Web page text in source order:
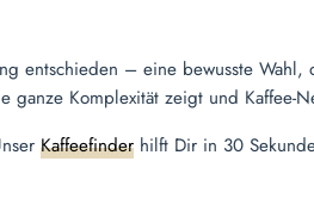
entschieden – eine bewusste
ganze Komplexität zeigt und Kaffee-
Kaffeefinder hilft Dir in 30